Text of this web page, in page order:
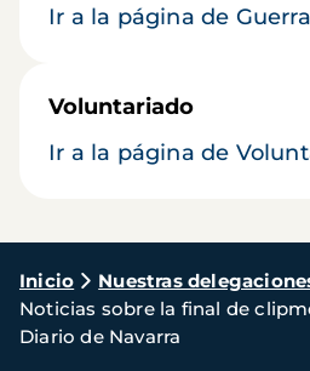
Ir a la página de
Voluntariado
Ir a la página de
Ruta
de
navegación
Inicio Nuestras
Noticias sobre la final de
Diario de Navarra